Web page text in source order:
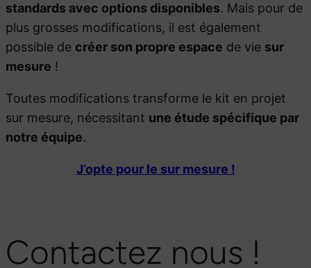
standards avec options disponibles. Mais pour de
plus grosses modifications, il est également
possible de créer son propre espace de vie sur
mesure !
Toutes modifications transforme le kit en projet
sur mesure, nécessitant une étude spécifique par
notre équipe.
J’opte pour le sur mesure !
Contactez nous !